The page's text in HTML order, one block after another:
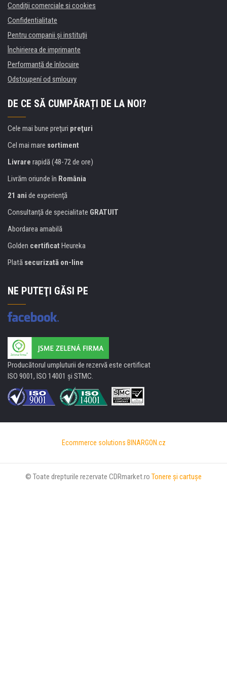
Condiţii comerciale si cookies
Confidentialitate
Pentru companii și instituţii
Închirierea de imprimante
Performanță de înlocuire
Odstoupení od smlouvy
DE CE SĂ CUMPĂRAȚI DE LA NOI?
Cele mai bune preţuri preţuri
Cel mai mare sortiment
Livrare rapidă (48-72 de ore)
Livrăm oriunde în România
21 ani de experienţă
Consultanţă de specialitate GRATUIT
Abordarea amabilă
Golden certificat Heureka
Plată securizată on-line
NE PUTEŢI GĂSI PE
Producătorul umpluturii de rezervă este certificat
ISO 9001, ISO 14001 şi STMC.
Ecommerce solutions BINARGON.cz
© Toate drepturile rezervate CDRmarket.ro Tonere şi cartuşe